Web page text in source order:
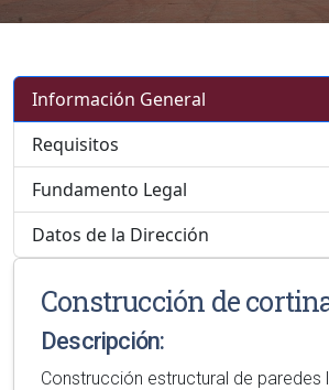
Información General
Requisitos
Fundamento Legal
Datos de la Dirección
Construcción de
Descripción:
Construcción estructural de paredes